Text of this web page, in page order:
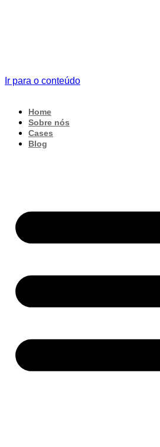
Ir para o conteúdo
Home
Sobre nós
Cases
Blog